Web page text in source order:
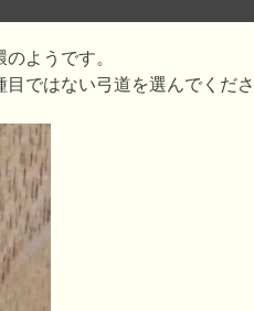
ようです。
ではない弓道を選んでくだ